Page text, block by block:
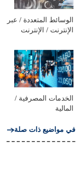
الوسائط المتعددة / عبر
الإنترنت / الإنترنت
الخدمات المصرفية /
المالية
في مواضيع ذات صلة